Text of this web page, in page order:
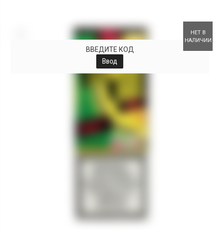
НЕТ В
НАЛИЧИИ
ВВЕДИТЕ КОД
Ввод